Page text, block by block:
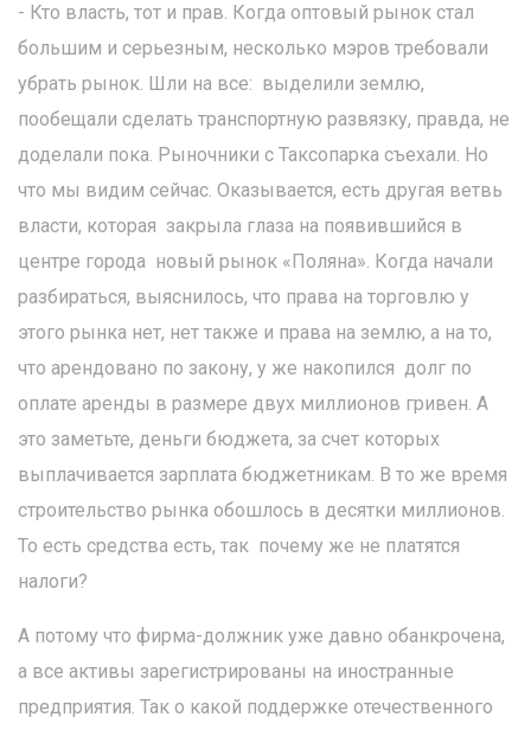
- Кто власть, тот и прав. Когда оптовый рынок стал
большим и серьезным, несколько мэров требовали
убрать рынок. Шли на все: выделили землю,
пообещали сделать транспортную развязку, правда, не
доделали пока. Рыночники с Таксопарка съехали. Но
что мы видим сейчас. Оказывается, есть другая ветвь
власти, которая закрыла глаза на появившийся в
центре города новый рынок «Поляна». Когда начали
разбираться, выяснилось, что права на торговлю у
этого рынка нет, нет также и права на землю, а на то,
что арендовано по закону, у же накопился долг по
оплате аренды в размере двух миллионов гривен. А
это заметьте, деньги бюджета, за счет которых
выплачивается зарплата бюджетникам. В то же время
строительство рынка обошлось в десятки миллионов.
То есть средства есть, так почему же не платятся
налоги?
А потому что фирма-должник уже давно обанкрочена,
а все активы зарегистрированы на иностранные
предприятия. Так о какой поддержке отечественного